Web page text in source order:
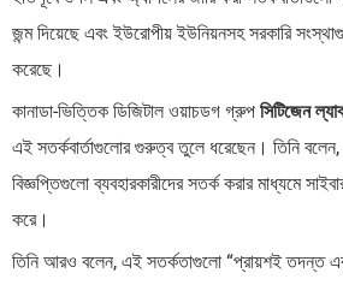
জন্ম দিয়েছে এবং ইউরোপীয় ইউনিয়নসহ সরকারি
করেছে।
কানাডা-ভিত্তিক ডিজিটাল ওয়াচডগ গ্রুপ সিটিজেন ল্যাব
এই সতর্কবার্তাগুলোর গুরুত্ব তুলে ধরেছেন। তিনি বলেন,
বিজ্ঞপ্তিগুলো ব্যবহারকারীদের সতর্ক করার মাধ্যমে
করে।
তিনি আরও বলেন, এই সতর্কতাগুলো “প্রায়শই তদন্ত